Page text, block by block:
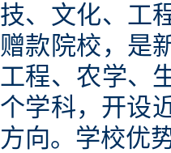
技、文化、工
赠款院校，是
工程、农学、
个学科，开设
方向。学校优